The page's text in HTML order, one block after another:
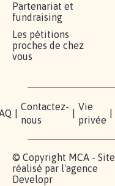
Partenariat et
fundraising
Les pétitions
proches de chez
vous
Contactez-
nous
Vie
privée
© Copyright MCA - Site
réalisé par l'agence
Developr